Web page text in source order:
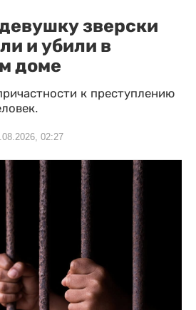
зверски
и убили в
доме
к преступлению
02:27